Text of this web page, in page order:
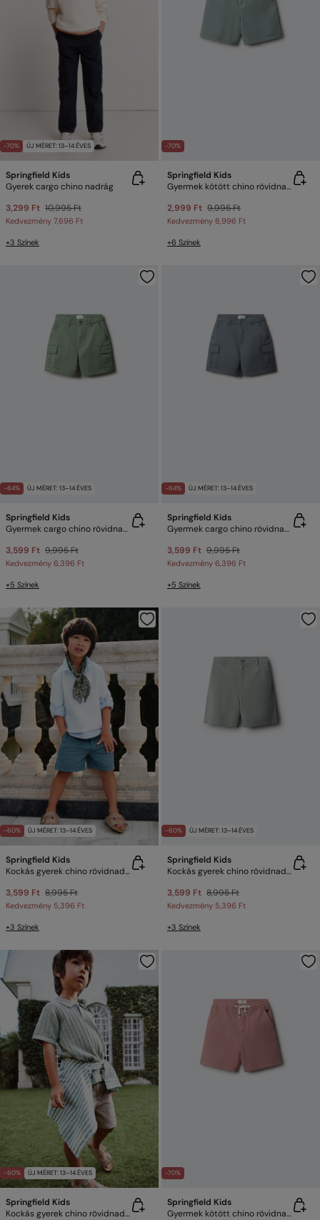
-70% ÚJ MÉRET: 13–14 ÉVES
Springfield Kids
Gyerek cargo chino nadrág
3,299 Ft 10,995 Ft
Kedvezmény 7,696 Ft
+3 Színek
-70%
Springfield Kids
Gyermek kötött chino rövidnadrág
2,999 Ft 9,995 Ft
Kedvezmény 6,996 Ft
+6 Színek
-64% ÚJ MÉRET: 13–14 ÉVES
Springfield Kids
Gyermek cargo chino rövidnadrág
3,599 Ft 9,995 Ft
Kedvezmény 6,396 Ft
+5 Színek
-64% ÚJ MÉRET: 13–14 ÉVES
Springfield Kids
Gyermek cargo chino rövidnadrág
3,599 Ft 9,995 Ft
Kedvezmény 6,396 Ft
+5 Színek
-60% ÚJ MÉRET: 13–14 ÉVES
Springfield Kids
Kockás gyerek chino rövidnadrág
3,599 Ft 8,995 Ft
Kedvezmény 5,396 Ft
+3 Színek
-60% ÚJ MÉRET: 13–14 ÉVES
Springfield Kids
Kockás gyerek chino rövidnadrág
3,599 Ft 8,995 Ft
Kedvezmény 5,396 Ft
+3 Színek
-60% ÚJ MÉRET: 13–14 ÉVES
Springfield Kids
Kockás gyerek chino rövidnadrág
-70%
Springfield Kids
Gyermek kötött chino rövidnadrág